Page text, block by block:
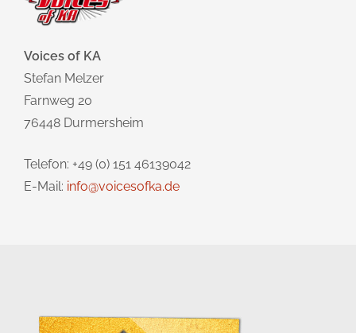
Voices of KA
Stefan Melzer
Farnweg 20
76448 Durmersheim
Telefon: +49 (0) 151 46139042
E-Mail: info@voicesofka.de